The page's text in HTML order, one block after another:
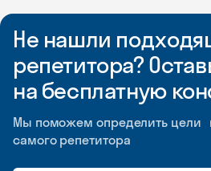
Не нашли
репетитора?
на бесплатную
Мы поможем определить цели
самого репетитора